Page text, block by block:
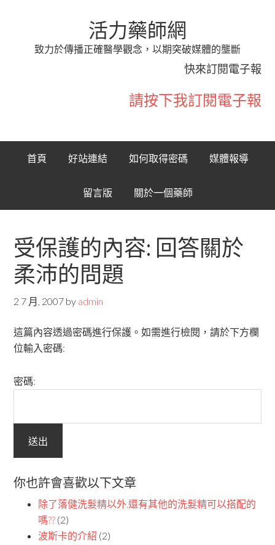
活力藥師網
致力於傳播正確醫學觀念，以期突破媒體的壟斷
快來訂閱電子報
請按下我訂閱電子報
首頁 好站連結 如何取得密碼 媒體報導
留言版 關於一個藥師
受保護的內容: 回答關於
柔沛的問題
2 7 月, 2007 by admin
這篇內容透過密碼進行保護。如需進行檢閱，請於下方欄
位輸入密碼:
密碼:
你也許會喜歡以下文章
除了落健洗髮精以外,還有其他的洗髮精可以搭配的
嗎?? (2)
波斯卡的介紹 (2)